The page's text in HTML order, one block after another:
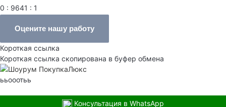
0 : 9641 : 1
Оцените нашу работу
Короткая ссылка
Короткая ссылка скопирована в буфер обмена
ььооотьь
Консультация в WhatsApp